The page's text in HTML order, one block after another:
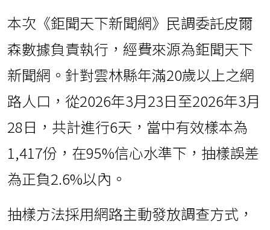
本次《鉅聞天下新聞網》民調委託皮爾
森數據負責執行，經費來源為鉅聞天下
新聞網。針對雲林縣年滿20歲以上之網
路人口，從2026年3月23日至2026年3月
28日，共計進行6天，當中有效樣本為
1,417份，在95%信心水準下，抽樣誤差
為正負2.6%以內。
抽樣方法採用網路主動發放調查方式，